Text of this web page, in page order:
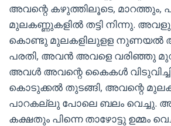
അവന്റെ കഴുത്തിലൂടെ, മാറത്തും,
മുലകണ്ണുകളിൽ തട്ടി നിന്നു.
കൊണ്ടു മുലകളിലുളള നുണയൽ
പരതി, അവൻ അവളെ വരിഞ്ഞു
അവൾ അവന്റെ കൈകൾ
കൊടുക്കൽ തുടങ്ങി, അവന്റെ
പാറകല്ലു പോലെ ബലം വെച്ചു.
കക്ഷതും പിന്നെ താഴോട്ടു ഉമ്മം